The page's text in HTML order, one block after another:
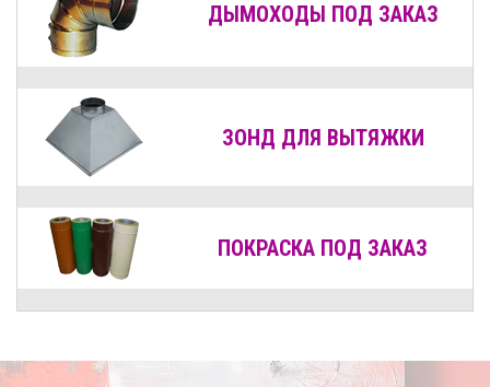
ДЫМОХОДЫ ПОД ЗАКАЗ
ЗОНД ДЛЯ ВЫТЯЖКИ
ПОКРАСКА ПОД ЗАКАЗ